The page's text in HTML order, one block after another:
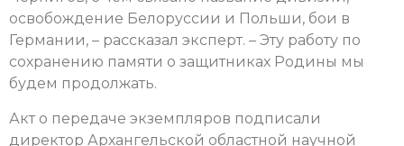
освобождение Белоруссии и Польши, бои в
Германии, – рассказал эксперт. – Эту работу по
сохранению памяти о защитниках Родины мы
будем продолжать.
Акт о передаче экземпляров подписали
директор Архангельской областной научной